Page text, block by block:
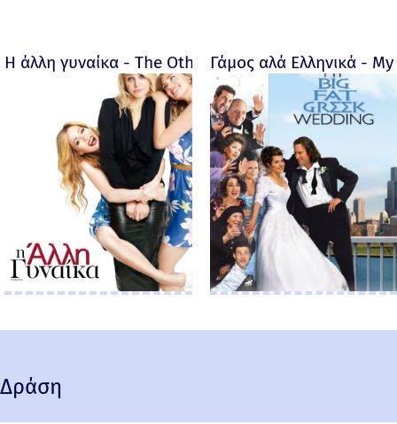
Η άλλη γυναίκα - The Other Woman – 2014
Γάμος αλά Ελληνικά -
Δράση